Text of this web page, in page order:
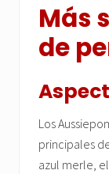
Más
de
Los
principales
azul merle,